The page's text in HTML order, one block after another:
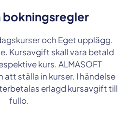
bokningsregler
och Eget upplägg.
Kursavgift skall vara betald
kurs. ALMASOFT
ställa in kurser. I händelse
erlagd kursavgift till
fullo.